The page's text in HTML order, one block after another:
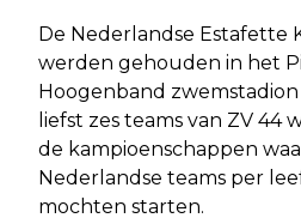
De Nederlandse Estafette
werden gehouden in het
Hoogenband
liefst zes teams van ZV 44
de kampioenschappen
Nederlandse teams per
mochten starten.